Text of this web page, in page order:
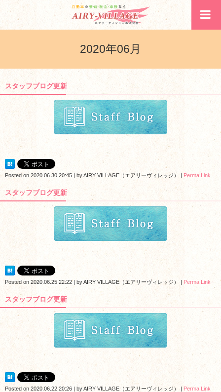
2020年06月
スタッフブログ更新
Posted on 2020.06.30 20:45 | byAIRY VILLAGE（エアリーヴィレッジ） | Perma Link
スタッフブログ更新
Posted on 2020.06.25 22:22| byAIRY VILLAGE（エアリーヴィレッジ） | Perma Link
スタッフブログ更新
Posted on 2020.06.22 20:26 | byAIRY VILLAGE（エアリーヴィレッジ） | Perma Link